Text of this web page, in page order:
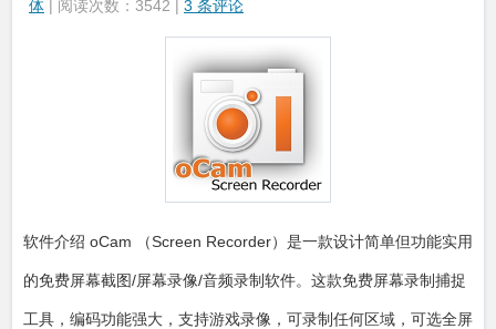
体 | 阅读次数：3542 | 3 条评论
软件介绍 oCam （Screen Recorder）是一款设计简单但功能实用
的免费屏幕截图/屏幕录像/音频录制软件。这款免费屏幕录制捕捉
工具，编码功能强大，支持游戏录像，可录制任何区域，可选全屏